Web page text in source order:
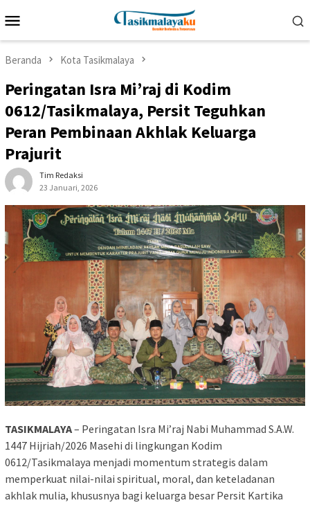
ke
Mobile
Beranda Kota Tasikmalaya
Peringatan Isra Mi’raj di Kodim
0612/Tasikmalaya, Persit Teguhkan
Peran Pembinaan Akhlak Keluarga
Prajurit
Tim Redaksi
23 Januari, 2026
TASIKMALAYA– Peringatan Isra Mi’raj Nabi Muhammad S.A.W.
1447 Hijriah/2026 Masehi di lingkungan Kodim
0612/Tasikmalaya menjadi momentum strategis dalam
memperkuat nilai-nilai spiritual, moral, dan keteladanan
akhlak mulia, khususnya bagi keluarga besar Persit Kartika